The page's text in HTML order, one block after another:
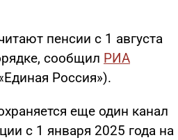
пенсии с 1 августа
сообщил РИА
Россия»).
еще один канал
с 1 января 2025 года на